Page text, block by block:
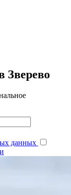
Зверево
данных